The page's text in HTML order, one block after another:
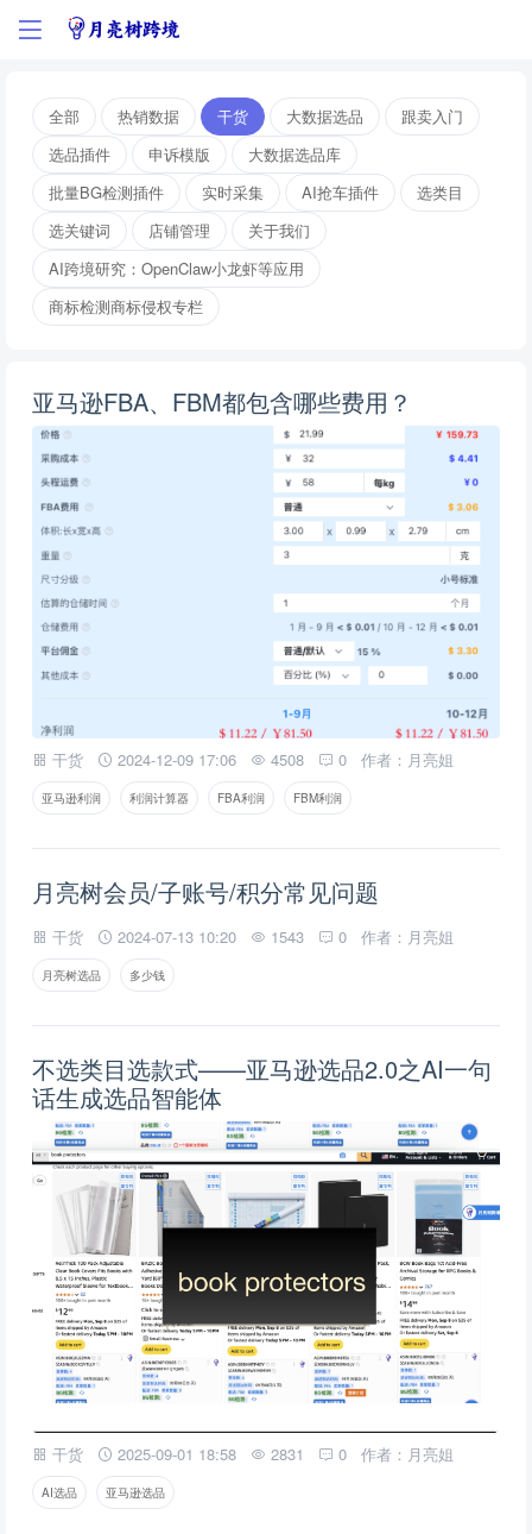
全部 热销数据 干货 大数据选品
跟卖入门
选品插件
申诉模版
大数据选品库
批量BG检测插件
实时采集 AI抢车插件
选类目
选关键词
店铺管理
关于我们
AI跨境研究：OpenClaw小龙虾等应用
商标检测商标侵权专栏
亚马逊FBA、FBM都包含哪些费用？
干货 2024-12-09 17:06 4508 0 作者：月亮姐
亚马逊利润 利润计算器 FBA利润 FBM利润
月亮树会员/子账号/积分常见问题
干货 2024-07-13 10:20 1543 0 作者：月亮姐
月亮树选品 多少钱
不选类目选款式——亚马逊选品2.0之AI一句
话生成选品智能体
干货 2025-09-01 18:58 2831 0 作者：月亮姐
AI选品 亚马逊选品